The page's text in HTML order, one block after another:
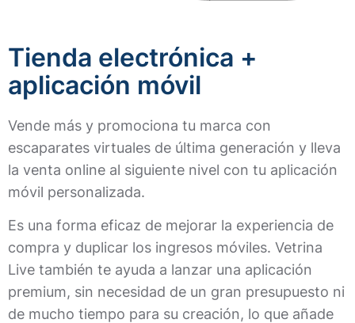
Tienda electrónica +
aplicación móvil​
Vende más y promociona tu marca con
escaparates virtuales de última generación y lleva
la venta online al siguiente nivel con tu aplicación
móvil personalizada.
Es una forma eficaz de mejorar la experiencia de
compra y duplicar los ingresos móviles. Vetrina
Live también te ayuda a lanzar una aplicación
premium, sin necesidad de un gran presupuesto ni
de mucho tiempo para su creación, lo que añade